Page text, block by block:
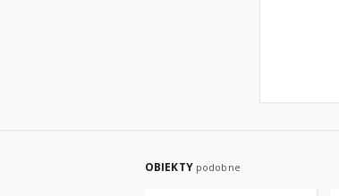
OBIEKTY podobne